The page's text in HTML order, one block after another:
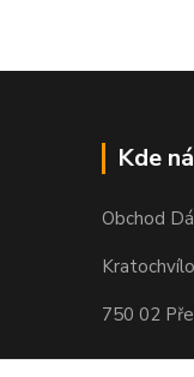
Kde
Obchod
750 02